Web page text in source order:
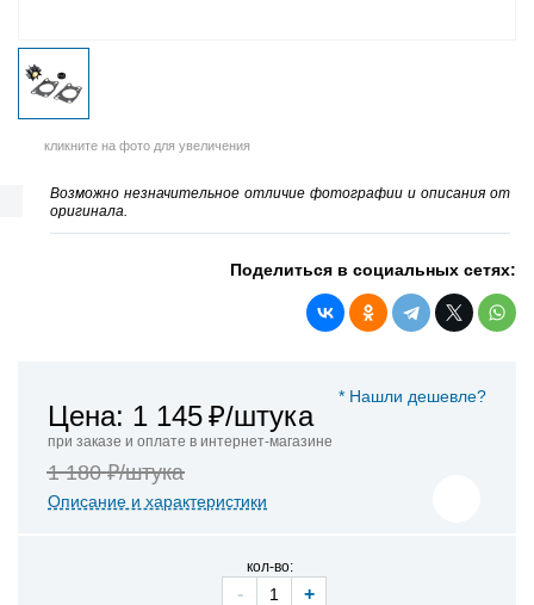
кликните на фото для увеличения
Возможно незначительное отличие фотографии и описания от
оригинала.
Поделиться в социальных сетях:
* Нашли дешевле?
Цена: 1 145₽/штука
при заказе и оплате в интернет-магазине
1 180 ₽/штука
Описание и характеристики
кол-во:
- +